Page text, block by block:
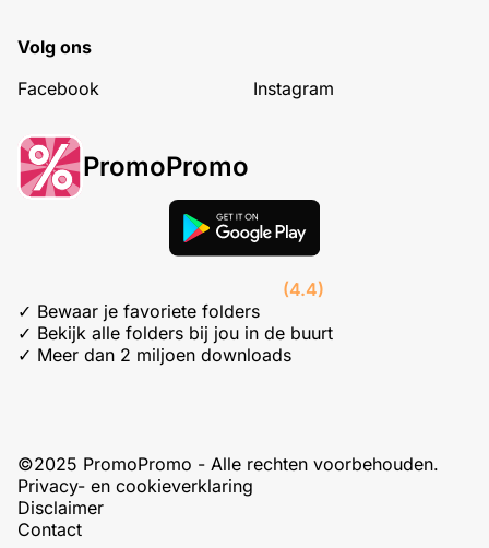
Volg ons
Facebook
Instagram
PromoPromo
(4.4)
✓ Bewaar je favoriete folders
✓ Bekijk alle folders bij jou in de buurt
✓ Meer dan 2 miljoen downloads
©2025 PromoPromo - Alle rechten voorbehouden.
Privacy- en cookieverklaring
Disclaimer
Contact